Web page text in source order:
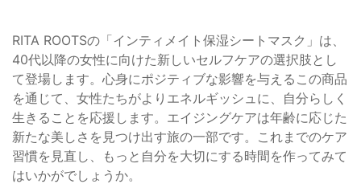
RITA ROOTSの「インティメイト保湿シートマスク」は、
40代以降の女性に向けた新しいセルフケアの選択肢とし
て登場します。心身にポジティブな影響を与えるこの商品
を通じて、女性たちがよりエネルギッシュに、自分らしく
生きることを応援します。エイジングケアは年齢に応じた
新たな美しさを見つけ出す旅の一部です。これまでのケア
習慣を見直し、もっと自分を大切にする時間を作ってみて
はいかがでしょうか。